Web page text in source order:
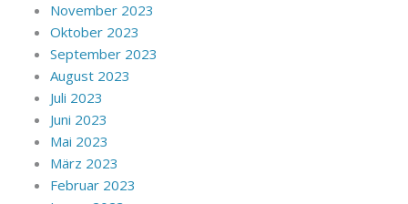
November 2023
Oktober 2023
September 2023
August 2023
Juli 2023
Juni 2023
Mai 2023
März 2023
Februar 2023